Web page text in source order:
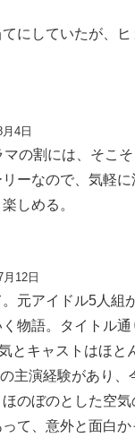
にしていたが、ヒ
4日
の割には、そこそ
ーなので、気軽
しめる。
月12日
元アイドル5人組
物語。タイトル通
とキャストはほと
主演経験があり、
のぼのとした空気
て、意外と面白か